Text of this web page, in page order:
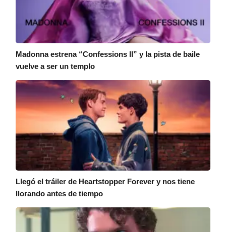
Madonna estrena “Confessions II” y la pista de baile
vuelve a ser un templo
Llegó el tráiler de Heartstopper Forever y nos tiene
llorando antes de tiempo